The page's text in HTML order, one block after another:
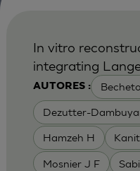
AUTORES :
Dezutter-
Hamzeh H
Mosnier J F
In vitro
integrating